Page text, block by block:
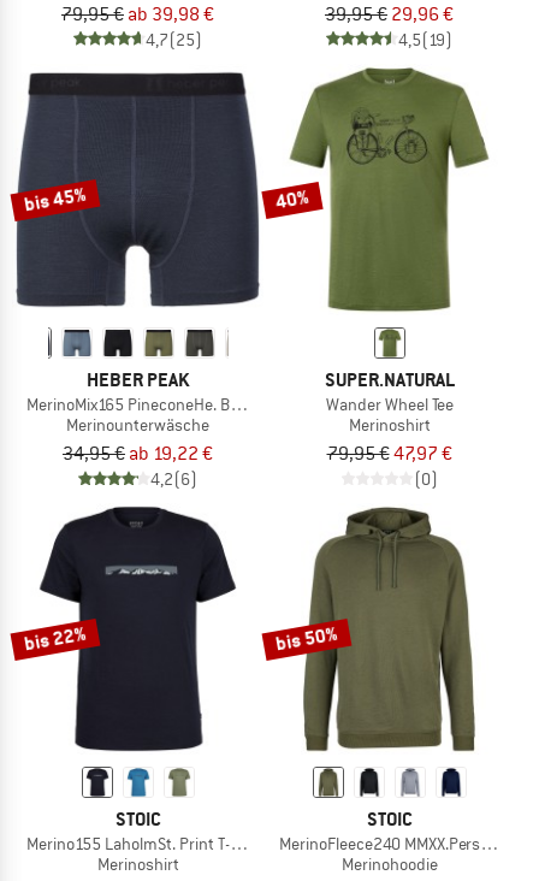
79,95 € ab 39,98 €
4,7(25)
39,95 € 29,96 €
4,5(19)
bis 45%
HEBER PEAK
MerinoMix165 PineconeHe. Boxer
Merinounterwäsche
34,95 € ab 19,22 €
4,2(6)
40%
SUPER.NATURAL
Wander Wheel Tee
Merinoshirt
79,95 €47,97 €
(0)
bis 22%
STOIC
Merino155 LaholmSt. Print T-Shirt Ridge
Merinoshirt
bis 50%
STOIC
MerinoFleece240 MMXX.Persberg
Merinohoodie